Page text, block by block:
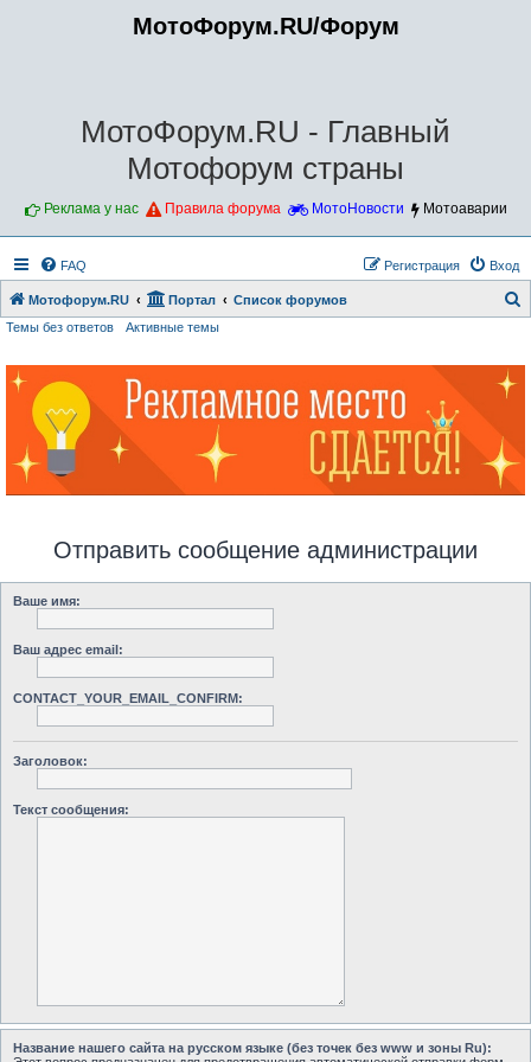
МотоФорум.RU/Форум
МотоФорум.RU - Главный
Мотофорум страны
Реклама у нас Правила форума МотоНовости Мотоаварии
FAQ Вход
Регистрация
Мотофорум.RU Портал Список форумов
Темы без ответов Активные темы
Отправить сообщение администрации
Ваше имя:
Ваш адрес email:
CONTACT_YOUR_EMAIL_CONFIRM:
Заголовок:
Текст сообщения:
Название нашего сайта на русском языке (без точек без www и зоны Ru):